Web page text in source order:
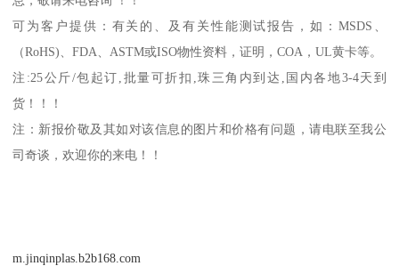
可为客户提供：有关的、及有关性能测试报告，如： MSDS
（RoHS) 、FDA ASTM或ISO物性资料，证明，COA ，UL黄卡等。
注 :25公斤/包起订 批量可折扣 珠三角内到达 国内各地3-4天到
货！！！
注：新报价敬及其如对该信息的图片和价格有问题，请电联至我公
司奇谈，欢迎你的来电！！
m.jinqinplas.b2b168.com